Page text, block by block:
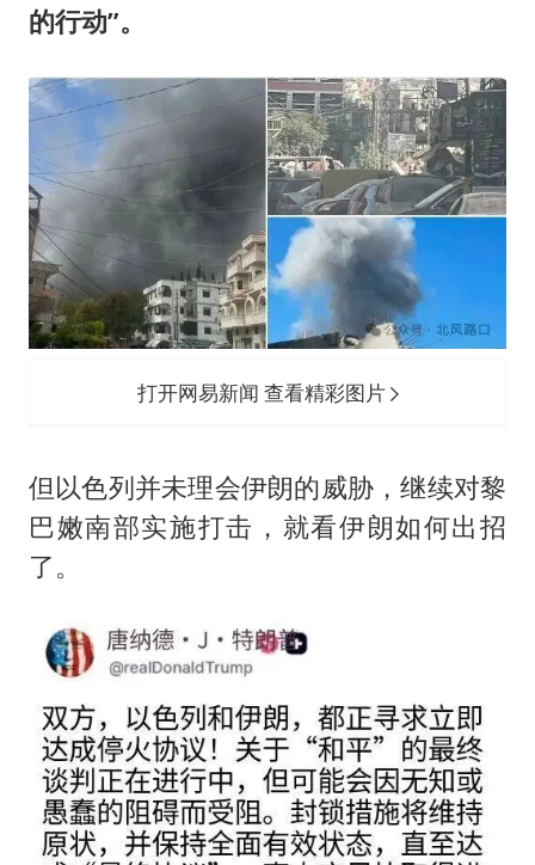
的行动”。
打开网易新闻 查看精彩图片
但以色列并未理会伊朗的威胁，继续对黎
巴嫩南部实施打击，就看伊朗如何出招
了。